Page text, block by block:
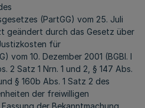
(PartGG) vom 25. Juli
geändert durch das Gesetz über
für
vom 10. Dezember 2001 (BGBl. I
2 Satz 1 Nrn. 1 und 2, § 147 Abs.
§ 160b Abs. 1 Satz 2 des
der freiwilligen
der Bekanntmachung